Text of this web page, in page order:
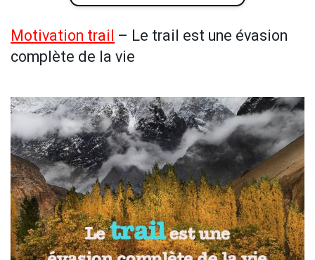
Motivation trail – Le trail est une évasion
complète de la vie